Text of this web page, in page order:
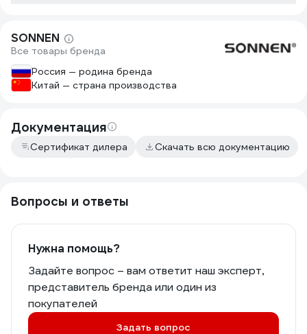
SONNEN
Все товары бренда
Россия — родина бренда
Китай — страна производства
Документация
Сертификат дилера Скачать всю документацию
Вопросы и ответы
Нужна помощь?
Задайте вопрос – вам ответит наш эксперт,
представитель бренда или один из
покупателей
Задать вопрос